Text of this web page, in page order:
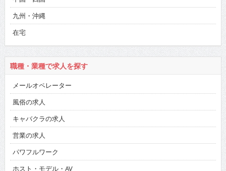
九州・沖縄
在宅
職種・業種で求人を探す
メールオペレーター
風俗の求人
キャバクラの求人
営業の求人
パワフルワーク
ホスト・モデル・AV